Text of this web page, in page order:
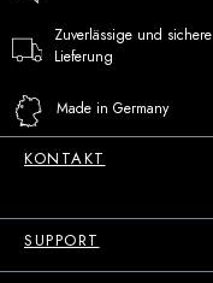
Zuverlässige und sichere
Lieferung
Made in Germany
KONTAKT
SUPPORT